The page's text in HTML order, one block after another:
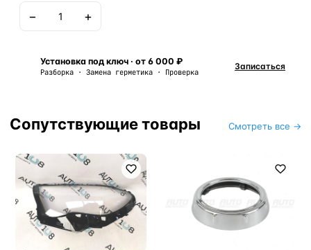
− +
Установка под ключ · от 6 000 ₽
Разборка · Замена герметика · Проверка
Записаться
Сопутствующие товары Смотреть все →